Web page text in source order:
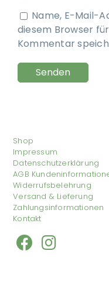
Name, E-Mail-
diesem Browser
Kommentar
Shop
Impressum
Datenschutzerklärung
AGB
Widerrufsbelehrung
Versand & Lieferung
Zahlungsinformationen
Kontakt